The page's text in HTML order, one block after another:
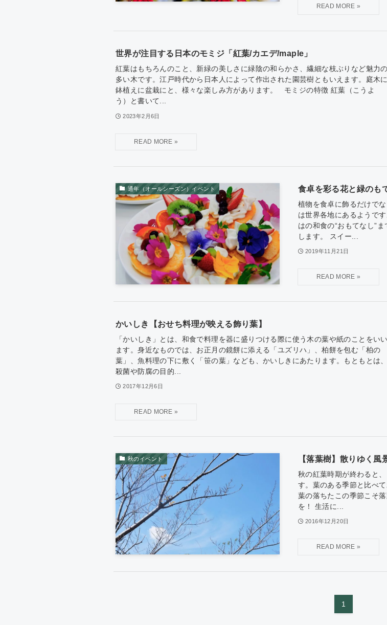
世界が注目する日本のモミジ「紅葉/カエデ/maple」
紅葉はもちろんのこと、新緑の美しさに緑陰の和らかさ、繊細な枝ぶりなど魅力の
多い木です。江戸時代から日本人によって作出された園芸樹ともいえます。庭木に
鉢植えに盆栽にと、様々な楽しみ方があります。 モミジの特徴 紅葉（こうよ
う）と書いて...
2023年2月6日
通年（オールシーズン）イベント 食卓を彩る花と緑のも
植物を食卓に飾るだけで
は世界各地にあるようで
はの和食の“おもてなし”
します。 スイー...
2019年11月21日
かいしき【おせち料理が映える飾り葉】
「かいしき」とは、和食で料理を器に盛りつける際に使う木の葉や紙のことをいい
ます。身近なものでは、お正月の鏡餅に添える「ユズリハ」、柏餅を包む「柏の
葉」、魚料理の下に敷く「笹の葉」なども、かいしきにあたります。もともとは、
殺菌や防腐の目的...
2017年12月6日
秋のイベント 【落葉樹】散りゆく
秋の紅葉時期が終わると
す。葉のある季節と比べ
葉の落ちたこの季節こそ
を！ 生活に...
2016年12月20日
1